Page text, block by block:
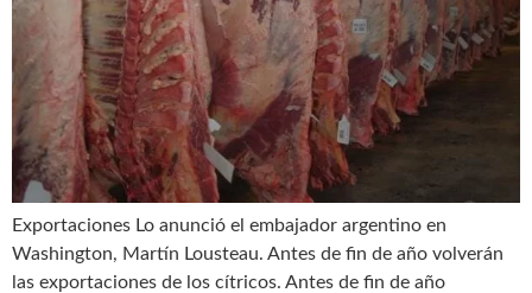
Exportaciones Lo anunció el embajador argentino en
Washington, Martín Lousteau. Antes de fin de año volverán
las exportaciones de los cítricos. Antes de fin de año